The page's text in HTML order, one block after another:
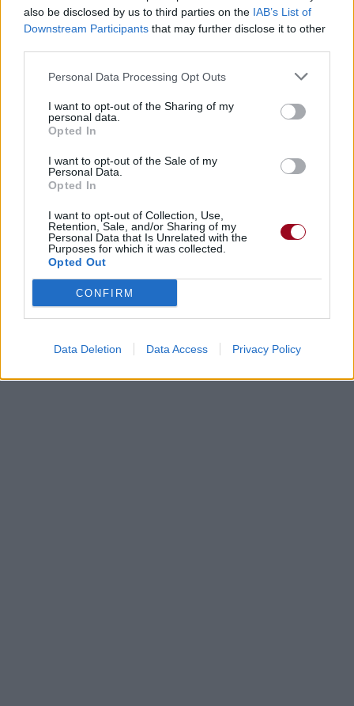
also be disclosed by us to third parties on the IAB’s List of
Downstream Participants that may further disclose it to other
Personal Data Processing Opt Outs
I want to opt-out of the Sharing of my
personal data.
Opted In
I want to opt-out of the Sale of my
Personal Data.
Opted In
I want to opt-out of Collection, Use,
Retention, Sale, and/or Sharing of my
Personal Data that Is Unrelated with the
Purposes for which it was collected.
Opted Out
CONFIRM
Data Deletion Data Access Privacy Policy